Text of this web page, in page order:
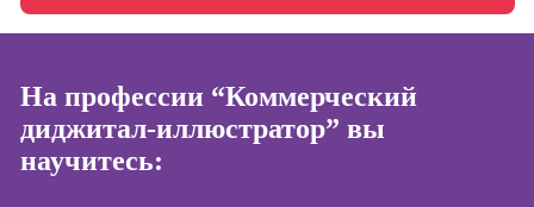
Онлайн-обучение Курсы
копирайтинга
Курсы по
На профессии “Коммерческий
диджитал-иллюстратор” вы
научитесь: